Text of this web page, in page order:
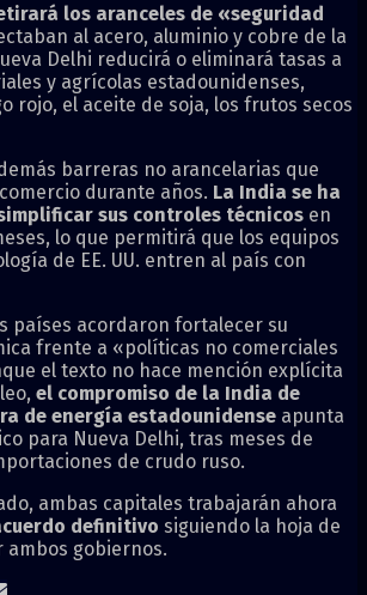
los aranceles de «seguridad
al acero, aluminio y cobre de la
Delhi reducirá o eliminará tasas a
y agrícolas estadounidenses,
rojo, el aceite de soja, los frutos secos
barreras no arancelarias que
durante años. La India se ha
sus controles técnicos en
lo que permitirá que los equipos
de EE. UU. entren al país con
países acordaron fortalecer su
frente a «políticas no comerciales
el texto no hace mención explícita
el compromiso de la India de
de energía estadounidense apunta
para Nueva Delhi, tras meses de
de crudo ruso.
ambas capitales trabajarán ahora
definitivo siguiendo la hoja de
gobiernos.